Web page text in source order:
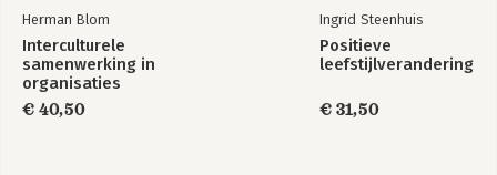
Herman Blom
Interculturele
samenwerking in
organisaties
€ 40,50
Ingrid Steenhuis
Positieve
leefstijlverandering
€ 31,50